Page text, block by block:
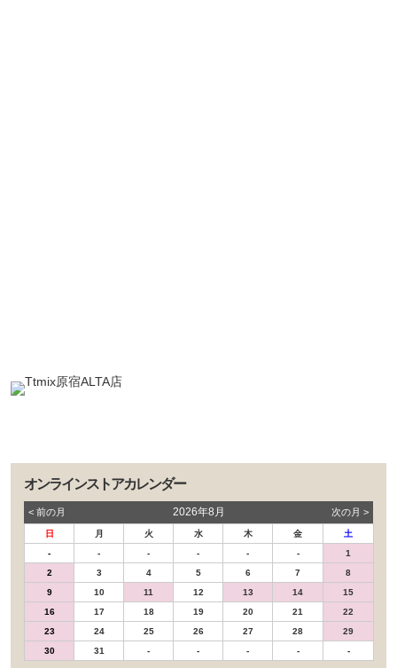
オンラインストアカレンダー
< 前の⽉ 2026年8月 次の⽉ >
日 月 火 水 木 金
土
-
- - - - -
1
2
3 4 5 6 7
8
9
10 11 12 13 14
15
16
17 18 19 20 21
22
23
24 25 26 27 28
29
30
31 - - - - -